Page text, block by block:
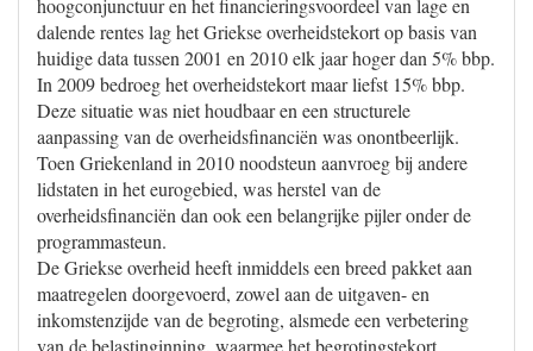
hoogconjunctuur en het financieringsvoordeel van lage en
dalende rentes lag het Griekse overheidstekort op basis van
huidige data tussen 2001 en 2010 elk jaar hoger dan 5% bbp.
In 2009 bedroeg het overheidstekort maar liefst 15% bbp.
Deze situatie was niet houdbaar en een structurele
aanpassing van de overheidsfinanciën was onontbeerlijk.
Toen Griekenland in 2010 noodsteun aanvroeg bij andere
lidstaten in het eurogebied, was herstel van de
overheidsfinanciën dan ook een belangrijke pijler onder de
programmasteun.
De Griekse overheid heeft inmiddels een breed pakket aan
maatregelen doorgevoerd, zowel aan de uitgaven- en
inkomstenzijde van de begroting, alsmede een verbetering
van de belastinginning, waarmee het begrotingstekort